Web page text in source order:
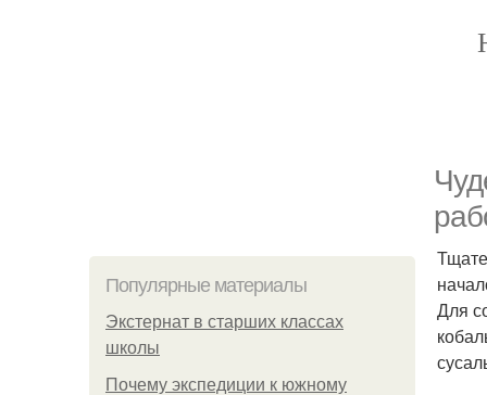
Популярные материалы
Экстернат в старших классах
школы
Почему экспедиции к южному
Для